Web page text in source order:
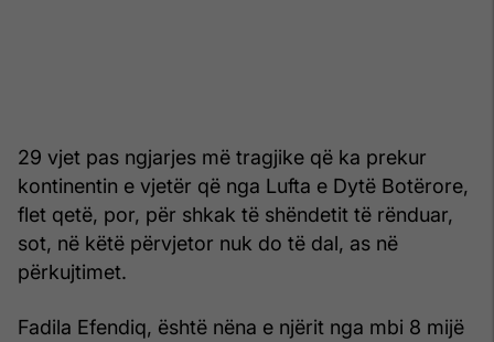
29 vjet pas ngjarjes më tragjike që ka prekur
kontinentin e vjetër që nga Lufta e Dytë Botërore,
flet qetë, por, për shkak të shëndetit të rënduar,
sot, në këtë përvjetor nuk do të dal, as në
përkujtimet.
Fadila Efendiq, është nëna e njërit nga mbi 8 mijë